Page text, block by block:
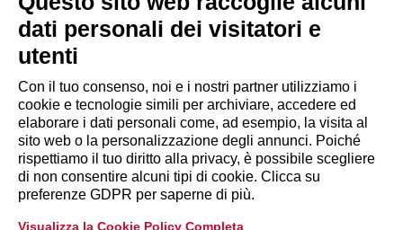
INFORMAZIONI
Disclaimer
Privacy Policy
dati personali dei visitatori e
utenti
Con il tuo consenso, noi e i nostri partner utilizziamo i
cookie e tecnologie simili per archiviare, accedere ed
elaborare i dati personali come, ad esempio, la visita al
sito web o la personalizzazione degli annunci. Poiché
rispettiamo il tuo diritto alla privacy, è possibile scegliere
di non consentire alcuni tipi di cookie. Clicca su
preferenze GDPR per saperne di più.
Visualizza la Cookie Policy Completa